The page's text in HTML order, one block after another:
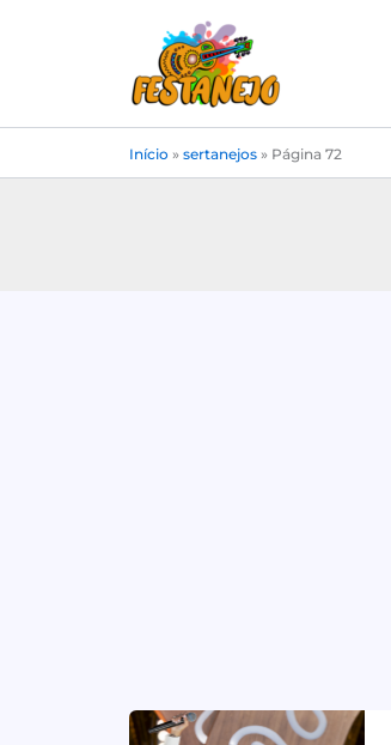
Início » sertanejos » Página 72